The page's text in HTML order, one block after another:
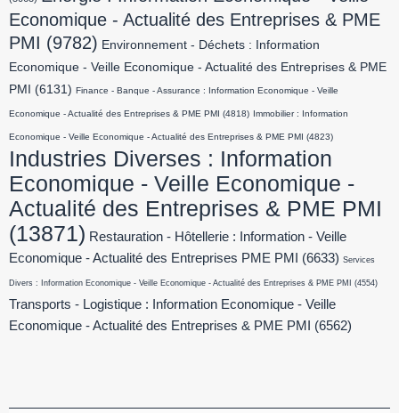
Economique - Actualité des Entreprises & PME
PMI (9782) Environnement - Déchets : Information
Economique - Veille Economique - Actualité des Entreprises & PME
PMI
(6131) Finance - Banque - Assurance : Information Economique - Veille
Economique - Actualité des Entreprises & PME PMI (4818) Immobilier : Information
Economique - Veille Economique - Actualité des Entreprises & PME PMI (4823)
Industries Diverses : Information
Economique - Veille Economique -
Actualité des Entreprises & PME PMI
(13871) Restauration - Hôtellerie : Information - Veille
Economique - Actualité des Entreprises PME PMI
(6633) Services
Divers : Information Economique - Veille Economique - Actualité des Entreprises & PME PMI (4554)
Transports - Logistique : Information Economique - Veille
Economique - Actualité des Entreprises & PME PMI
(6562)